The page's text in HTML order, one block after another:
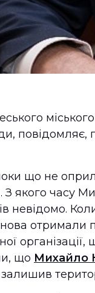
що не
З якого часу
невідомо.
отримали
що Михайло